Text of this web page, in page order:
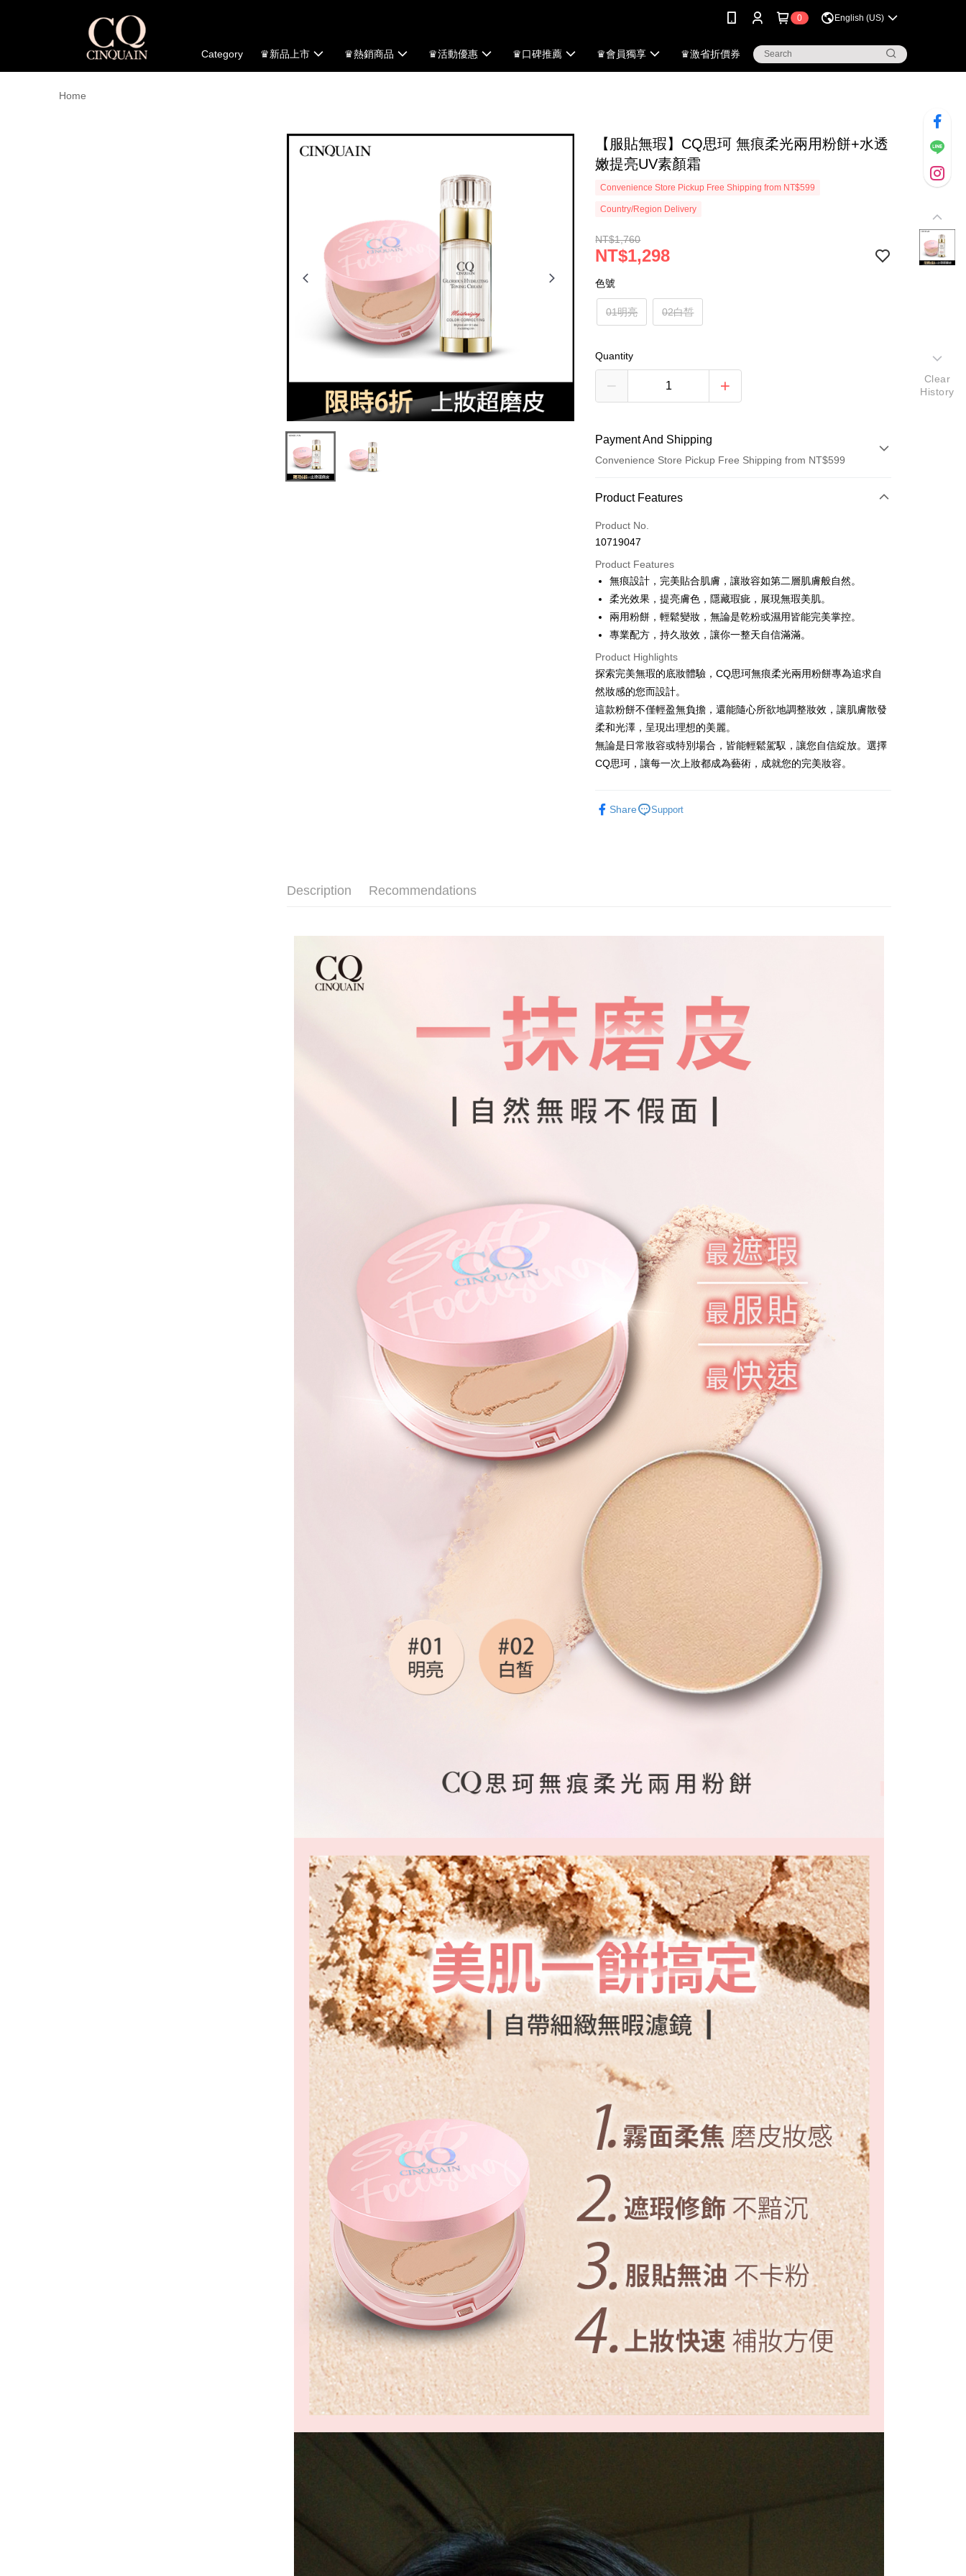
0 English (US)
Category ♛新品上市 ♛熱銷商品 ♛活動優惠 ♛口碑推薦 ♛會員獨享 ♛激省折價券
Home
【服貼無瑕】CQ思珂 無痕柔光兩用粉餅+水透
嫩提亮UV素顏霜
Convenience Store Pickup Free Shipping from NT$599
Country/Region Delivery
NT$1,760
NT$1,298
色號
01明亮 02白皙
Quantity
Payment And Shipping
Convenience Store Pickup Free Shipping from NT$599
Payment Method
Credit Card (Full Payment)
Convenience Store Pickup and Pay
LINE Pay
Apple Pay
Easy Wallet
ATM Transfer
Shipping Method
全家取貨付款
NT$85/order | Free shipping on orders of NT$599 or more
NT$85/order | Free shipping on orders of NT$599 or more
宅配
Product Features
Product No.
10719047
Product Features
無痕設計，完美貼合肌膚，讓妝容如第二層肌膚般自然。
柔光效果，提亮膚色，隱藏瑕疵，展現無瑕美肌。
兩用粉餅，輕鬆變妝，無論是乾粉或濕用皆能完美掌控。
專業配方，持久妝效，讓你一整天自信滿滿。
Product Highlights
探索完美無瑕的底妝體驗，CQ思珂無痕柔光兩用粉餅專為追求自
然妝感的您而設計。
這款粉餅不僅輕盈無負擔，還能隨心所欲地調整妝效，讓肌膚散發
柔和光澤，呈現出理想的美麗。
無論是日常妝容或特別場合，皆能輕鬆駕馭，讓您自信綻放。選擇
CQ思珂，讓每一次上妝都成為藝術，成就您的完美妝容。
Share Support
Description Recommendations
Clear
History